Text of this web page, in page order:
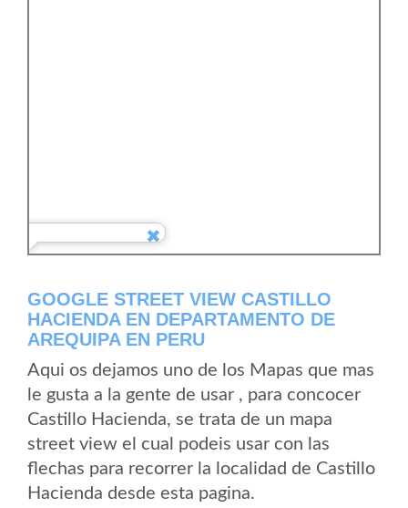
GOOGLE STREET VIEW CASTILLO
HACIENDA EN DEPARTAMENTO DE
AREQUIPA EN PERU
Aqui os dejamos uno de los Mapas que mas
le gusta a la gente de usar , para concocer
Castillo Hacienda, se trata de un mapa
street view el cual podeis usar con las
flechas para recorrer la localidad de Castillo
Hacienda desde esta pagina.